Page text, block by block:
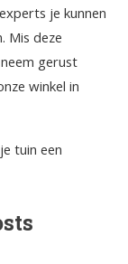
je kunnen
Mis deze
gerust
winkel in
tuin een